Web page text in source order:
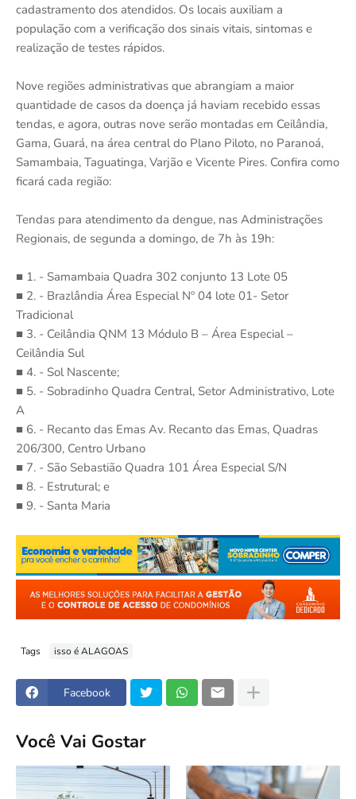
cadastramento dos atendidos. Os locais auxiliam a
população com a verificação dos sinais vitais, sintomas e
realização de testes rápidos.
Nove regiões administrativas que abrangiam a maior
quantidade de casos da doença já haviam recebido essas
tendas, e agora, outras nove serão montadas em Ceilândia,
Gama, Guará, na área central do Plano Piloto, no Paranoá,
Samambaia, Taguatinga, Varjão e Vicente Pires. Confira como
ficará cada região:
Tendas para atendimento da dengue, nas Administrações
Regionais, de segunda a domingo, de 7h às 19h:
■ 1. - Samambaia Quadra 302 conjunto 13 Lote 05
■ 2. - Brazlândia Área Especial Nº 04 lote 01- Setor
Tradicional
■ 3. - Ceilândia QNM 13 Módulo B – Área Especial –
Ceilândia Sul
■ 4. - Sol Nascente;
■ 5. - Sobradinho Quadra Central, Setor Administrativo, Lote
A
■ 6. - Recanto das Emas Av. Recanto das Emas, Quadras
206/300, Centro Urbano
■ 7. - São Sebastião Quadra 101 Área Especial S/N
■ 8. - Estrutural; e
■ 9. - Santa Maria
Tags isso é ALAGOAS
Facebook
Você Vai Gostar